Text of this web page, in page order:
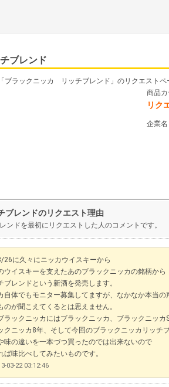
ブレンド
ブラックニッカ リッチブレンド」のリクエストペ
商品
リク
企業
レンドのリクエスト理由
ドを最初にリクエストした人のコメントです。
26に久々にニッカウイスキーから
ウイスキーを支えたあのブラックニッカの銘柄から
ブレンドという新酒を発売します。
自体でもモニター募集してますが、なかなか本当の
のが聞こえてくるとは思えません。
ラックニッカにはブラックニッカ、ブラックニッカ
クニッカ8年、そして今回のブラックニッカリッチ
味の違いを一本づつ買ったのでは出来ないので
ば味比べしてみたいものです。
03-22 03:12:46